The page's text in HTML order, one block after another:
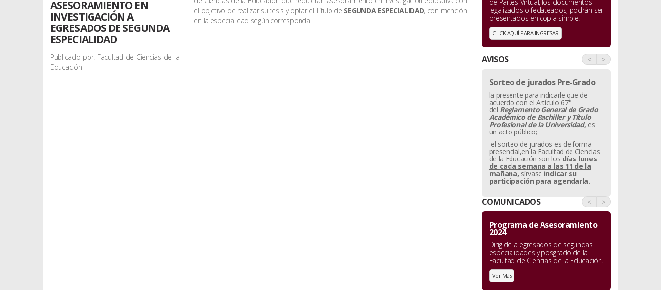
ASESORAMIENTO EN
INVESTIGACIÓN A
EGRESADOS DE SEGUNDA
ESPECIALIDAD
Publicado por: Facultad de Ciencias de la
Educación
el objetivo de realizar su tesis y optar el Título de SEGUNDA ESPECIALIDAD, con mención
en la especialidad según corresponda.
de Partes Virtual, los documentos
legalizados o fedateados, podrán ser
presentados en copia simple.
CLICK AQUÍ PARA INGRESAR
AVISOS < >
Sorteo de jurados Pre-Grado
la presente para indicarle que de
acuerdo con el Artículo 67°
del Reglamento General de Grado
Académico de Bachiller yTítulo
Profesional de la Universidad, es
un acto público;
el sorteo de jurados es de forma
presencial,en la Facultad de Ciencias
de la Educación son los días lunes
de cada semana a las 11 de la
mañana, sírvase indicar su
participación para agendarla.
COMUNICADOS < >
Programa de Asesoramiento
2024
Dirigido a egresados de segundas
especialidades y posgrado de la
Facultad de Ciencias de la Educación.
Ver Más